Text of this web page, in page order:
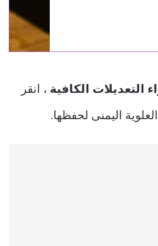
التعديلات الكافية ، انقر
اليمنى لحفظها.